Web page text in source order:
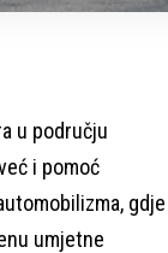
u području
i pomoć
gdje
umjetne